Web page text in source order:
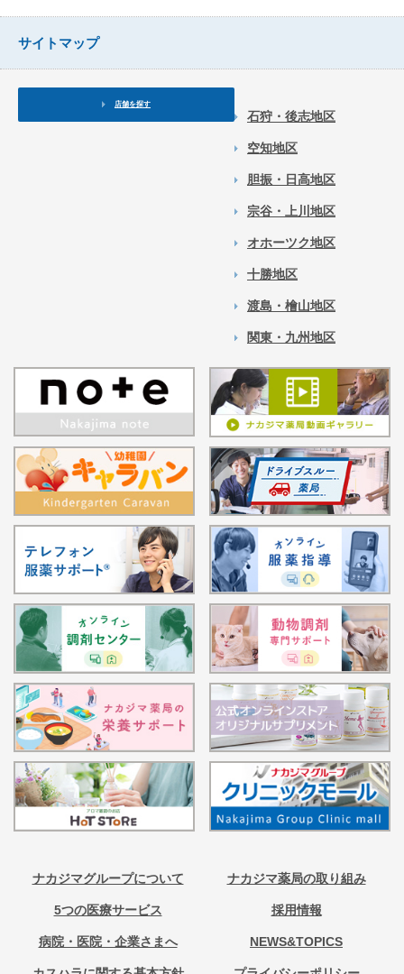
サイトマップ
店舗を探す
石狩・後志地区
空知地区
胆振・日高地区
宗谷・上川地区
オホーツク地区
十勝地区
渡島・檜山地区
関東・九州地区
ナカジマグループについて ナカジマ薬局の取り組み
5つの医療サービス 採用情報
病院・医院・企業さまへ NEWS&TOPICS